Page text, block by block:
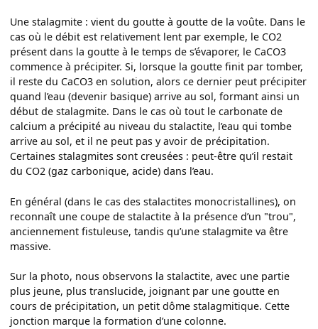
Une stalagmite : vient du goutte à goutte de la voûte. Dans le
cas où le débit est relativement lent par exemple, le CO2
présent dans la goutte à le temps de s’évaporer, le CaCO3
commence à précipiter. Si, lorsque la goutte finit par tomber,
il reste du CaCO3 en solution, alors ce dernier peut précipiter
quand l’eau (devenir basique) arrive au sol, formant ainsi un
début de stalagmite. Dans le cas où tout le carbonate de
calcium a précipité au niveau du stalactite, l’eau qui tombe
arrive au sol, et il ne peut pas y avoir de précipitation.
Certaines stalagmites sont creusées : peut-être qu’il restait
du CO2 (gaz carbonique, acide) dans l’eau.
En général (dans le cas des stalactites monocristallines), on
reconnaît une coupe de stalactite à la présence d’un "trou",
anciennement fistuleuse, tandis qu’une stalagmite va être
massive.
Sur la photo, nous observons la stalactite, avec une partie
plus jeune, plus translucide, joignant par une goutte en
cours de précipitation, un petit dôme stalagmitique. Cette
jonction marque la formation d’une colonne.